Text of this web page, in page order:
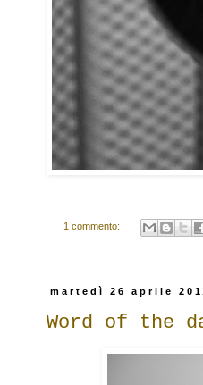
1 commento:
martedì 26 aprile
Word of the